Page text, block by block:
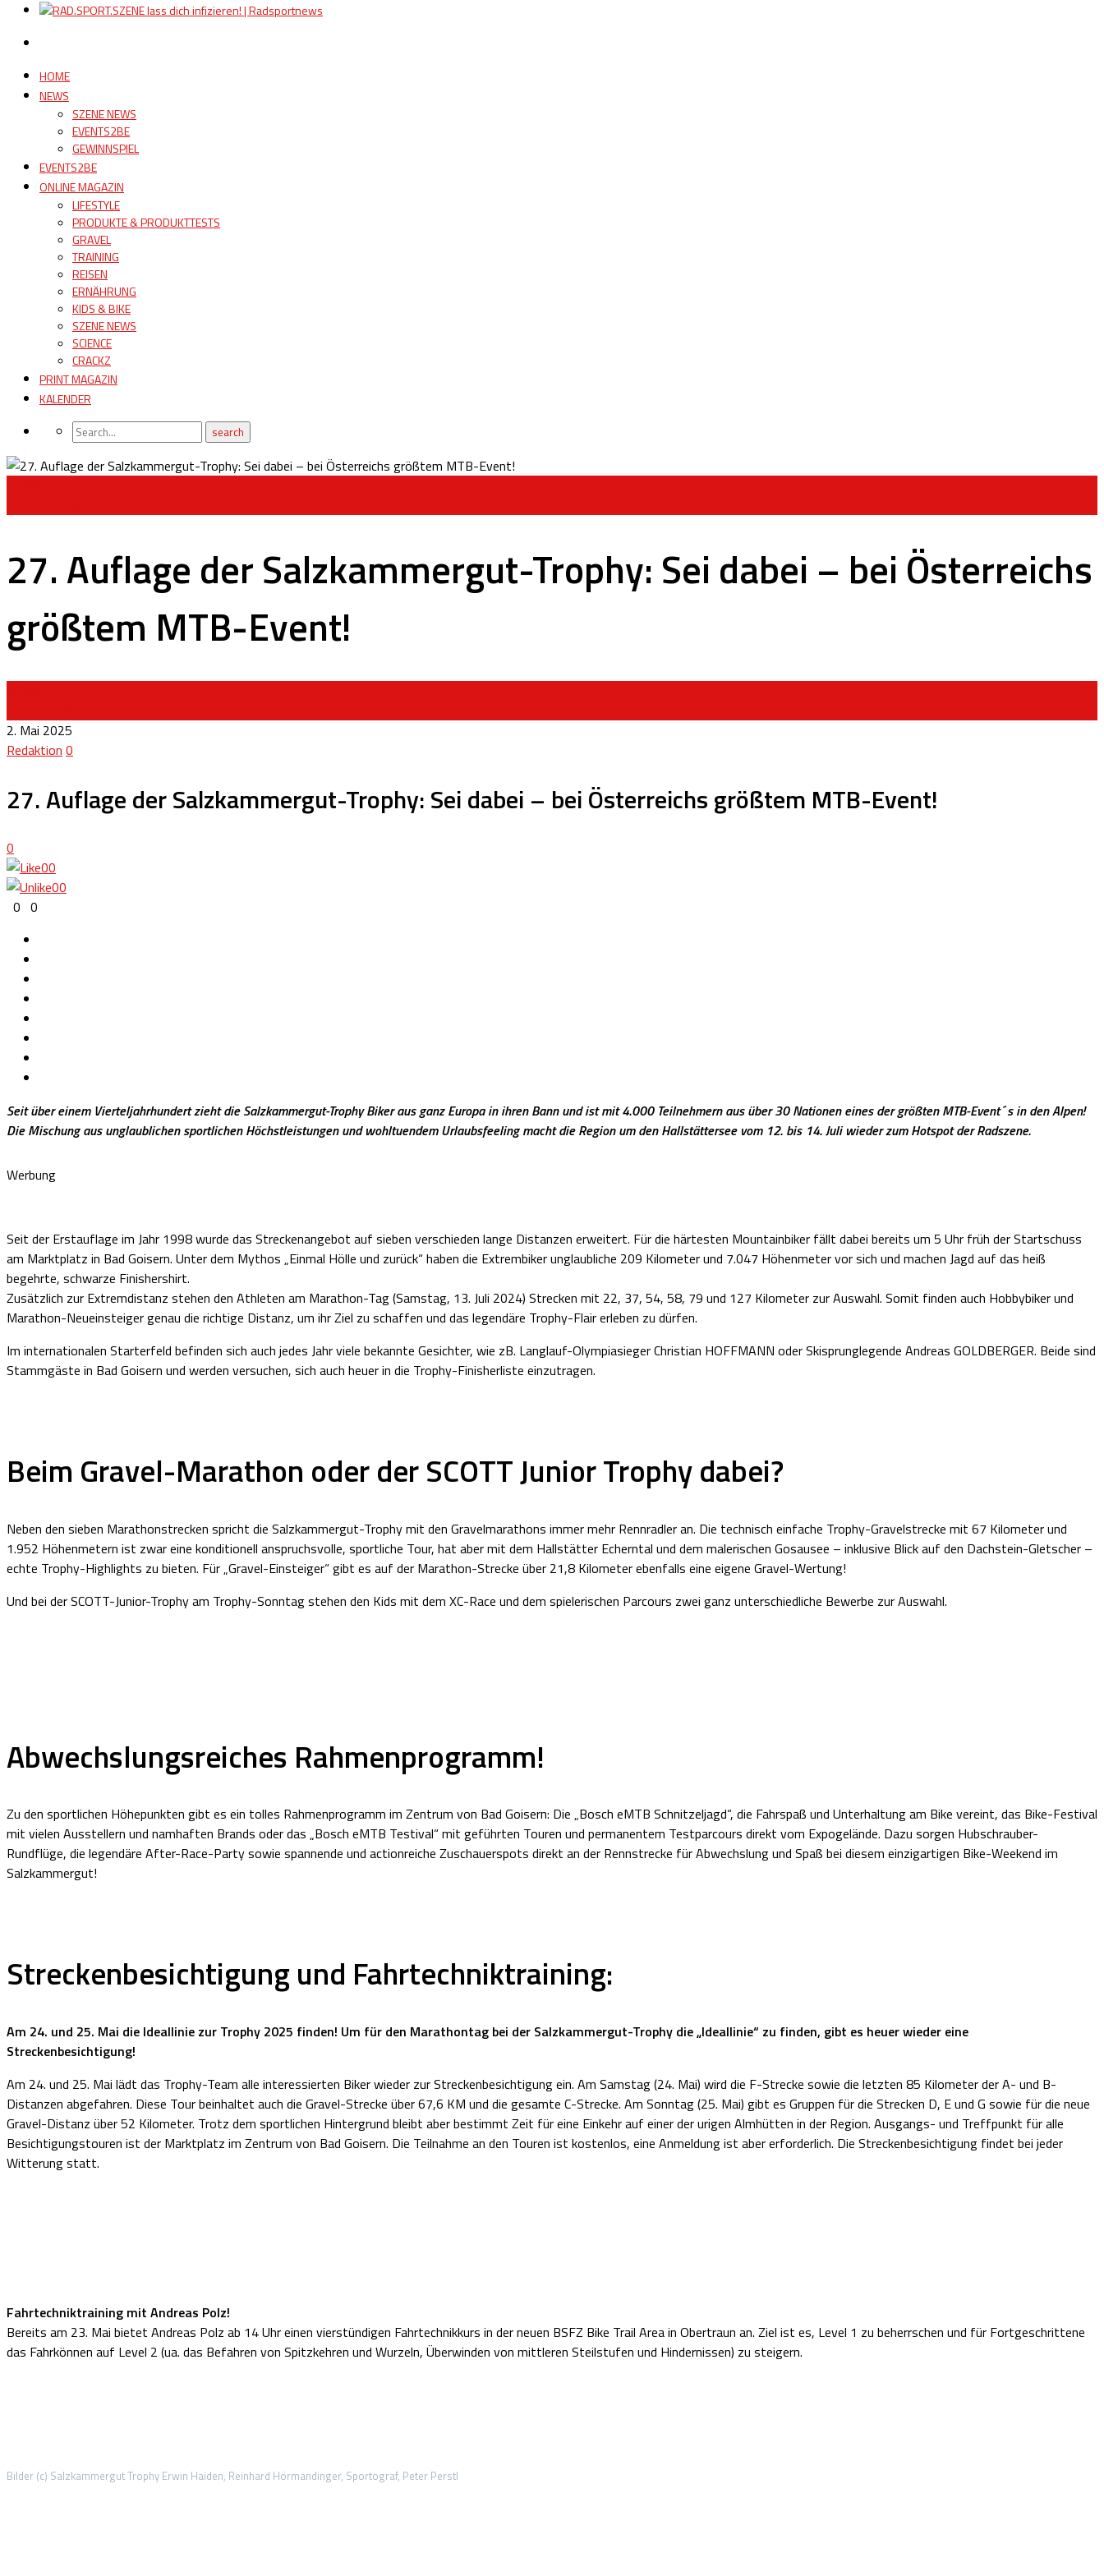
HOME
NEWS
SZENE NEWS
EVENTS2BE
GEWINNSPIEL
EVENTS2BE
ONLINE MAGAZIN
LIFESTYLE
PRODUKTE & PRODUKTTESTS
GRAVEL
TRAINING
REISEN
ERNÄHRUNG
KIDS & BIKE
SZENE NEWS
SCIENCE
CRACKZ
PRINT MAGAZIN
KALENDER
27. Auflage der Salzkammergut-Trophy: Sei dabei – bei Österreichs
größtem MTB-Event!
2. Mai 2025
Redaktion 0
27. Auflage der Salzkammergut-Trophy: Sei dabei – bei Österreichs größtem MTB-Event!
0
00
00
0 0
Seit über einem Vierteljahrhundert zieht die Salzkammergut-Trophy Biker aus ganz Europa in ihren Bann und ist mit 4.000 Teilnehmern aus über 30 Nationen eines der größten MTB-Event´s in den Alpen!
Die Mischung aus unglaublichen sportlichen Höchstleistungen und wohltuendem Urlaubsfeeling macht die Region um den Hallstättersee vom 12. bis 14. Juli wieder zum Hotspot der Radszene.
Werbung
Seit der Erstauflage im Jahr 1998 wurde das Streckenangebot auf sieben verschieden lange Distanzen erweitert. Für die härtesten Mountainbiker fällt dabei bereits um 5 Uhr früh der Startschuss
am Marktplatz in Bad Goisern. Unter dem Mythos „Einmal Hölle und zurück“ haben die Extrembiker unglaubliche 209 Kilometer und 7.047 Höhenmeter vor sich und machen Jagd auf das heiß
begehrte, schwarze Finishershirt.
Zusätzlich zur Extremdistanz stehen den Athleten am Marathon-Tag (Samstag, 13. Juli 2024) Strecken mit 22, 37, 54, 58, 79 und 127 Kilometer zur Auswahl. Somit finden auch Hobbybiker und
Marathon-Neueinsteiger genau die richtige Distanz, um ihr Ziel zu schaffen und das legendäre Trophy-Flair erleben zu dürfen.
Im internationalen Starterfeld befinden sich auch jedes Jahr viele bekannte Gesichter, wie zB. Langlauf-Olympiasieger Christian HOFFMANN oder Skisprunglegende Andreas GOLDBERGER. Beide sind
Stammgäste in Bad Goisern und werden versuchen, sich auch heuer in die Trophy-Finisherliste einzutragen.
Beim Gravel-Marathon oder der SCOTT Junior Trophy dabei?
Neben den sieben Marathonstrecken spricht die Salzkammergut-Trophy mit den Gravelmarathons immer mehr Rennradler an. Die technisch einfache Trophy-Gravelstrecke mit 67 Kilometer und
1.952 Höhenmetern ist zwar eine konditionell anspruchsvolle, sportliche Tour, hat aber mit dem Hallstätter Echerntal und dem malerischen Gosausee – inklusive Blick auf den Dachstein-Gletscher –
echte Trophy-Highlights zu bieten. Für „Gravel-Einsteiger“ gibt es auf der Marathon-Strecke über 21,8 Kilometer ebenfalls eine eigene Gravel-Wertung!
Und bei der SCOTT-Junior-Trophy am Trophy-Sonntag stehen den Kids mit dem XC-Race und dem spielerischen Parcours zwei ganz unterschiedliche Bewerbe zur Auswahl.
Abwechslungsreiches Rahmenprogramm!
Zu den sportlichen Höhepunkten gibt es ein tolles Rahmenprogramm im Zentrum von Bad Goisern: Die „Bosch eMTB Schnitzeljagd“, die Fahrspaß und Unterhaltung am Bike vereint, das Bike-Festival
mit vielen Ausstellern und namhaften Brands oder das „Bosch eMTB Testival“ mit geführten Touren und permanentem Testparcours direkt vom Expogelände. Dazu sorgen Hubschrauber-
Rundflüge, die legendäre After-Race-Party sowie spannende und actionreiche Zuschauerspots direkt an der Rennstrecke für Abwechslung und Spaß bei diesem einzigartigen Bike-Weekend im
Salzkammergut!
Streckenbesichtigung und Fahrtechniktraining:
Am 24. und 25. Mai die Ideallinie zur Trophy 2025 finden! Um für den Marathontag bei der Salzkammergut-Trophy die „Ideallinie“ zu finden, gibt es heuer wieder eine
Streckenbesichtigung!
Am 24. und 25. Mai lädt das Trophy-Team alle interessierten Biker wieder zur Streckenbesichtigung ein. Am Samstag (24. Mai) wird die F-Strecke sowie die letzten 85 Kilometer der A- und B-
Distanzen abgefahren. Diese Tour beinhaltet auch die Gravel-Strecke über 67,6 KM und die gesamte C-Strecke. Am Sonntag (25. Mai) gibt es Gruppen für die Strecken D, E und G sowie für die neue
Gravel-Distanz über 52 Kilometer. Trotz dem sportlichen Hintergrund bleibt aber bestimmt Zeit für eine Einkehr auf einer der urigen Almhütten in der Region. Ausgangs- und Treffpunkt für alle
Besichtigungstouren ist der Marktplatz im Zentrum von Bad Goisern. Die Teilnahme an den Touren ist kostenlos, eine Anmeldung ist aber erforderlich. Die Streckenbesichtigung findet bei jeder
Witterung statt.
Fahrtechniktraining mit Andreas Polz!
Bereits am 23. Mai bietet Andreas Polz ab 14 Uhr einen vierstündigen Fahrtechnikkurs in der neuen BSFZ Bike Trail Area in Obertraun an. Ziel ist es, Level 1 zu beherrschen und für Fortgeschrittene
das Fahrkönnen auf Level 2 (ua. das Befahren von Spitzkehren und Wurzeln, Überwinden von mittleren Steilstufen und Hindernissen) zu steigern.
Bilder (c) Salzkammergut Trophy Erwin Haiden, Reinhard Hörmandinger, Sportograf, Peter Perstl